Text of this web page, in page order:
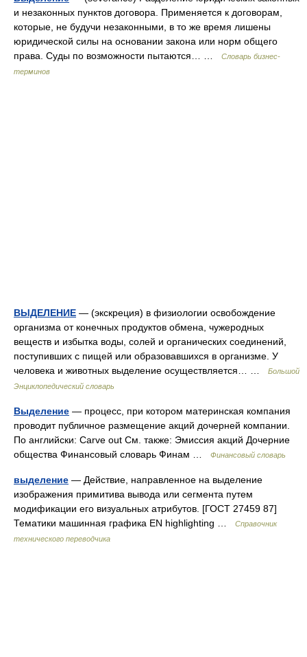
и незаконных пунктов договора. Применяется к договорам,
которые, не будучи незаконными, в то же время лишены
юридической силы на основании закона или норм общего
права. Суды по возможности пытаются… …
Словарь бизнес-
терминов
ВЫДЕЛЕНИЕ — (экскреция) в физиологии освобождение
организма от конечных продуктов обмена, чужеродных
веществ и избытка воды, солей и органических соединений,
поступивших с пищей или образовавшихся в организме. У
человека и животных выделение осуществляется… …
Большой
Энциклопедический словарь
Выделение — процесс, при котором материнская компания
проводит публичное размещение акций дочерней компании.
По английски: Carve out См. также: Эмиссия акций Дочерние
общества Финансовый словарь Финам …
Финансовый словарь
выделение — Действие, направленное на выделение
изображения примитива вывода или сегмента путем
модификации его визуальных атрибутов. [ГОСТ 27459 87]
Тематики машинная графика EN highlighting …
Справочник
технического переводчика